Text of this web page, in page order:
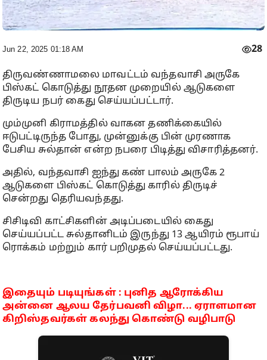
Jun 22, 2025 01:18 AM 28
திருவண்ணாமலை மாவட்டம் வந்தவாசி அருகே
பிஸ்கட் கொடுத்து நூதன முறையில் ஆடுகளை
திருடிய நபர் கைது செய்யப்பட்டார்.
மும்முனி கிராமத்தில் வாகன தணிக்கையில்
ஈடுபட்டிருந்த போது, முன்னுக்கு பின் முரணாக
பேசிய சுல்தான் என்ற நபரை பிடித்து விசாரித்தனர்.
அதில், வந்தவாசி ஐந்து கண் பாலம் அருகே 2
ஆடுகளை பிஸ்கட் கொடுத்து காரில் திருடிச்
சென்றது தெரியவந்தது.
சிசிடிவி காட்சிகளின் அடிப்படையில் கைது
செய்யப்பட்ட சுல்தானிடம் இருந்து 13 ஆயிரம் ரூபாய்
ரொக்கம் மற்றும் கார் பறிமுதல் செய்யப்பட்டது.
இதையும் படியுங்கள் : புனித ஆரோக்கிய
அன்னை ஆலய தேர்பவனி விழா... ஏராளமான
கிறிஸ்தவர்கள் கலந்து கொண்டு வழிபாடு